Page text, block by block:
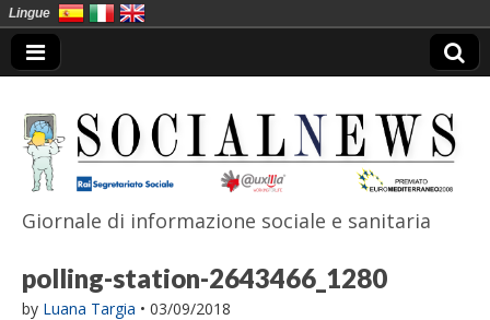
SocialNews
Giornale di informazione sociale e sanitaria
polling-station-2643466_1280
by Luana Targia • 03/09/2018
Lingue